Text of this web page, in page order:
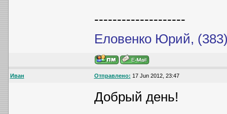
--------------------
Еловенко Юрий,
Иван Отправлено: 17 Jun 2012, 23:47
Добрый день!